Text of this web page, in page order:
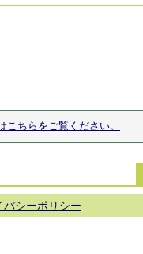
ちらをご覧ください。
バシーポリシー